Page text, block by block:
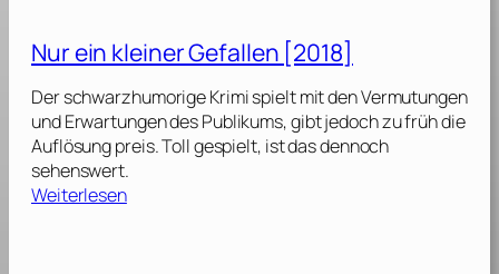
i
c
k
[
2
0
2
a
n
o
[
2
0
2
Nur ein kleiner Gefallen [2018]
Der schwarzhumorige Krimi spielt mit den Vermutungen
und Erwartungen des Publikums, gibt jedoch zu früh die
Auflösung preis. Toll gespielt, ist das dennoch
sehenswert.
Weiterlesen: